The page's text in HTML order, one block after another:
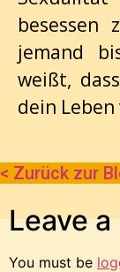
besessen
jemand
weißt,
dein
< Zurück zur
Leave
You must be